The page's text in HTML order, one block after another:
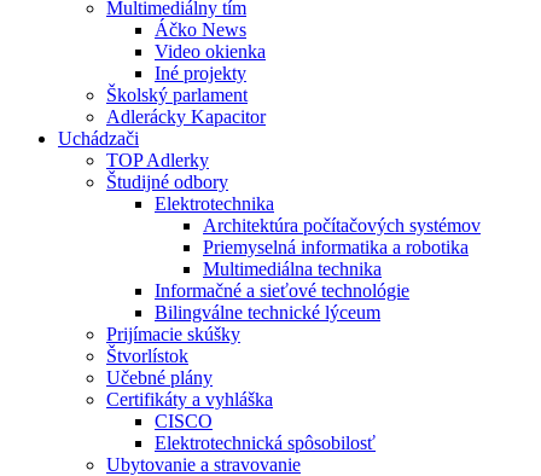
Multimediálny tím
Áčko News
Video okienka
Iné projekty
Školský parlament
Adlerácky Kapacitor
Uchádzači
TOP Adlerky
Študijné odbory
Elektrotechnika
Architektúra počítačových systémov
Priemyselná informatika a robotika
Multimediálna technika
Informačné a sieťové technológie
Bilingválne technické lýceum
Prijímacie skúšky
Štvorlístok
Učebné plány
Certifikáty a vyhláška
CISCO
Elektrotechnická spôsobilosť
Ubytovanie a stravovanie